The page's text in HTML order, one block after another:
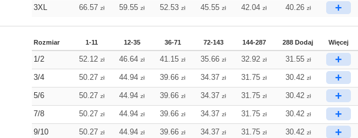
3XL 66.57 zł 59.55zł 52.53zł 45.55zł 42.04zł 40.26 zł +
Rozmiar 1-11 12-35 36-71 72-143 144-287 288 Dodaj Więcej
1/2 52.12 zł 46.64zł 41.15zł 35.66zł 32.92zł 31.55 zł +
3/4 50.27 zł 44.94zł 39.66zł 34.37zł 31.75zł 30.42 zł +
5/6 50.27 zł 44.94zł 39.66zł 34.37zł 31.75zł 30.42 zł +
7/8 50.27 zł 44.94zł 39.66zł 34.37zł 31.75zł 30.42 zł +
9/10 50.27 zł 44.94zł 39.66zł 34.37zł 31.75zł 30.42 zł +